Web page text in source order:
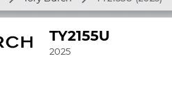
TY2155U
2025